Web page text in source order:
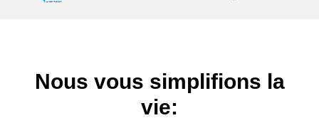
Nous vous simplifions la
vie: